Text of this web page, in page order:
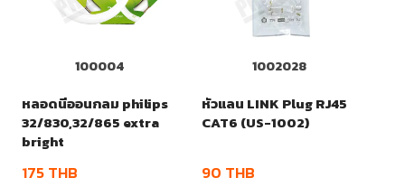
100004
หลอดนีออนกลม philips
32/830,32/865 extra
bright
175THB
1002028
หัวแลน LINK Plug RJ45
CAT6 (US-1002)
90 THB